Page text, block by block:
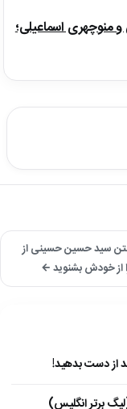
منوچهری اسماعیلی؛
سید حسین حسینی از
از خودش بشنوید ←